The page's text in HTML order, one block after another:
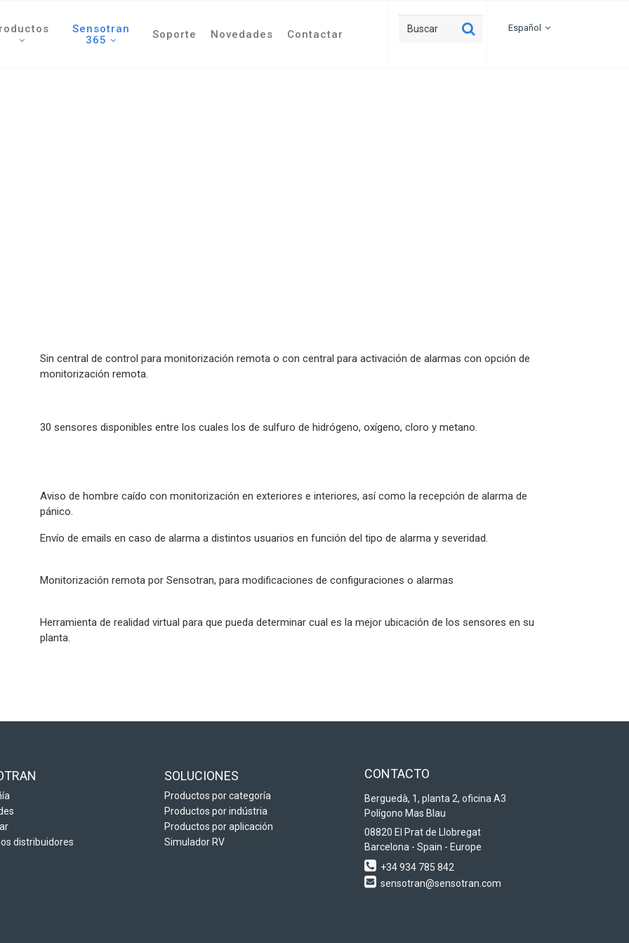
Sensotran
365
Soporte Novedades Contactar
Español
Sin central de control para monitorización remota o con central para activación de alarmas con opción de
monitorización remota.
30 sensores disponibles entre los cuales los de sulfuro de hidrógeno, oxígeno, cloro y metano.
Aviso de hombre caído con monitorización en exteriores e interiores, así como la recepción de alarma de
pánico.
Envío de emails en caso de alarma a distintos usuarios en función del tipo de alarma y severidad.
Monitorización remota por Sensotran, para modificaciones de configuraciones o alarmas
Herramienta de realidad virtual para que pueda determinar cual es la mejor ubicación de los sensores en su
planta.
distribuidores
SOLUCIONES
Productos por categoría
Productos por indústria
Productos por aplicación
Simulador RV
CONTACTO
Berguedà, 1, planta 2, oficina A3
Polígono Mas Blau
08820 El Prat de Llobregat
Barcelona - Spain - Europe
+34 934 785 842
sensotran@sensotran.com